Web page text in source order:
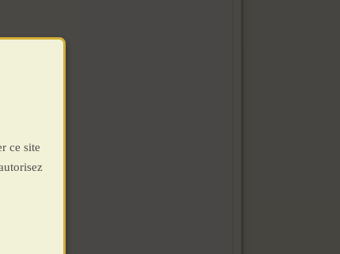
ce site